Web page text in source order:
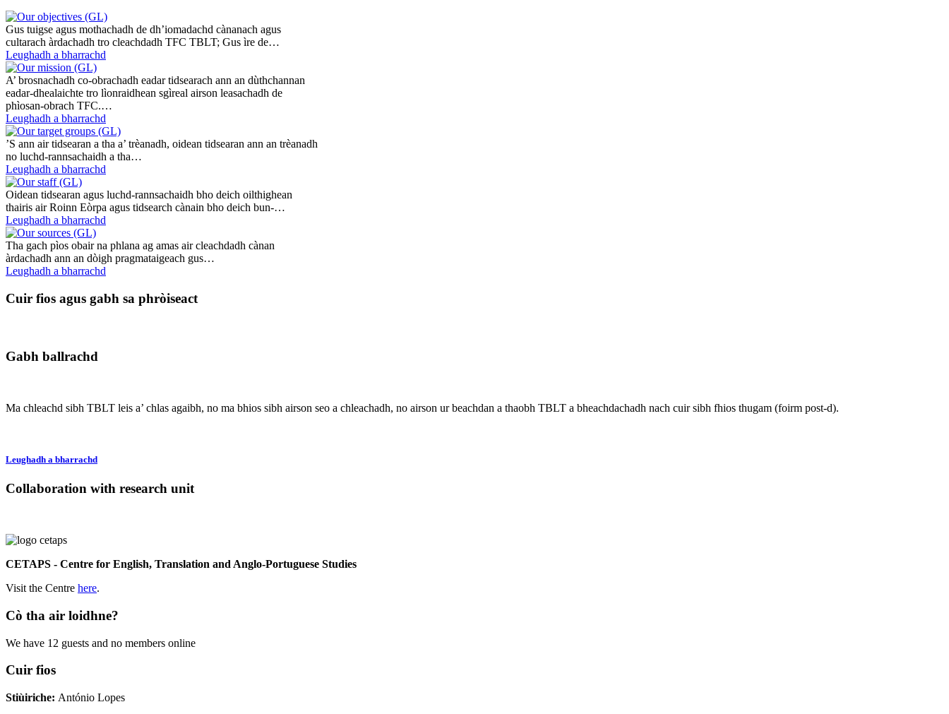
Gus tuigse agus mothachadh de dh’iomadachd cànanach agus
cultarach àrdachadh tro cleachdadh TFC TBLT; Gus ìre de…
Leughadh a bharrachd
A’ brosnachadh co-obrachadh eadar tidsearach ann an dùthchannan
eadar-dhealaichte tro lìonraidhean sgìreal airson leasachadh de
phìosan-obrach TFC.…
Leughadh a bharrachd
’S ann air tidsearan a tha a’ trèanadh, oidean tidsearan ann an trèanadh
no luchd-rannsachaidh a tha…
Leughadh a bharrachd
Oidean tidsearan agus luchd-rannsachaidh bho deich oilthighean
thairis air Roinn Eòrpa agus tidsearch cànain bho deich bun-…
Leughadh a bharrachd
Tha gach pìos obair na phlana ag amas air cleachdadh cànan
àrdachadh ann an dòigh pragmataigeach gus…
Leughadh a bharrachd
Cuir fios agus gabh sa phròiseact
Gabh ballrachd
Ma chleachd sibh TBLT leis a’ chlas agaibh, no ma bhios sibh airson seo a chleachadh, no airson ur beachdan a thaobh TBLT a bheachdachadh nach cuir sibh fhios thugam (foirm post-d).
Leughadh a bharrachd
Collaboration with research unit
CETAPS - Centre for English, Translation and Anglo-Portuguese Studies
Visit the Centre here.
Cò tha air loidhne?
We have 12 guests and no members online
Cuir fios
Stiùiriche: António Lopes